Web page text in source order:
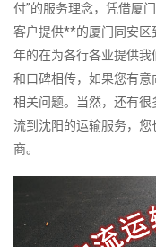
付”的服务理念，凭借厦
客户提供**的厦门同安区
年的在为各行各业提供
和口碑相传，如果您有
相关问题。当然，还有
流到沈阳的运输服务，
商。